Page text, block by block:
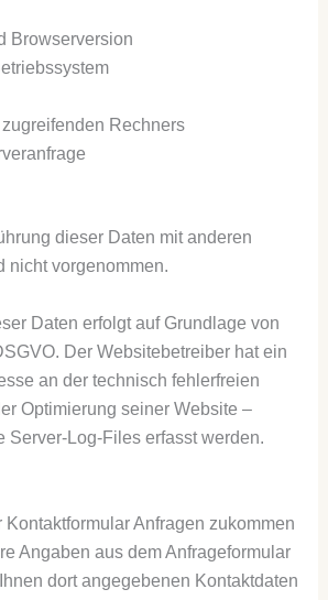
Browserversion
Rechners
dieser Daten mit anderen
nicht vorgenommen.
Daten erfolgt auf Grundlage von
Der Websitebetreiber hat ein
an der technisch fehlerfreien
Optimierung seiner Website –
Server-Log-Files erfasst werden.
Anfragen zukommen
Angaben aus dem Anfrageformular
dort angegebenen Kontaktdaten